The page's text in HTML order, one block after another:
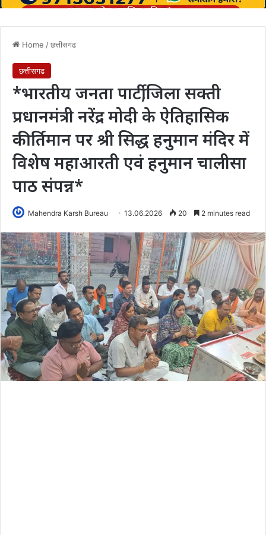
Home /छत्तीसगढ
छत्तीसगढ
*भारतीय जनता पार्टी,जिला सक्ती
प्रधानमंत्री नरेंद्र मोदी के ऐतिहासिक
कीर्तिमान पर श्री सिद्ध हनुमान मंदिर में
विशेष महाआरती एवं हनुमान चालीसा
पाठ संपन्न*
Mahendra Karsh Bureau 13.06.2026 20 2 minutes read